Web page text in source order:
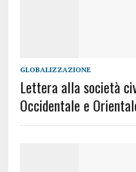
GLOBALIZZAZIONE
Lettera alla società
Occidentale e